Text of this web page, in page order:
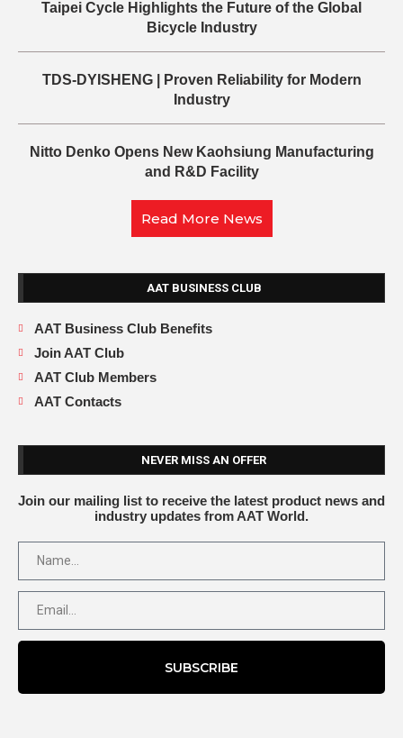
Taipei Cycle Highlights the Future of the Global
Bicycle Industry
TDS-DYISHENG | Proven Reliability for Modern
Industry
Nitto Denko Opens New Kaohsiung Manufacturing
and R&D Facility
Read More News
AAT BUSINESS CLUB
AAT Business Club Benefits
Join AAT Club
AAT Club Members
AAT Contacts
NEVER MISS AN OFFER
Join our mailing list to receive the latest product news and
industry updates from AAT World.
SUBSCRIBE